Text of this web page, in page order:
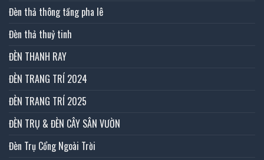
Đèn thả thông tầng pha lê
Đèn thả thuỷ tinh
ĐÈN THANH RAY
ĐÈN TRANG TRÍ 2024
ĐÈN TRANG TRÍ 2025
ĐÈN TRỤ & ĐÈN CÂY SÂN VƯỜN
Đèn Trụ Cổng Ngoài Trời